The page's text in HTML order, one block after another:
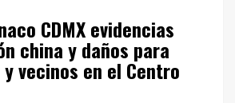
CDMX evidencias
china y daños para
vecinos en el Centro